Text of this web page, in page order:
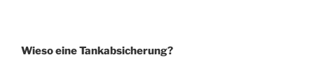
Wieso eine Tankabsicherung?